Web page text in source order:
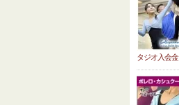
タジオ入会金